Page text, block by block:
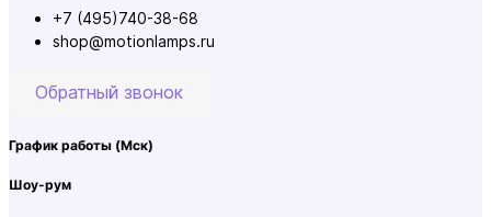
+7 (495)740-38-68
shop@motionlamps.ru
Обратный звонок
График работы (Мск)
Шоу-рум